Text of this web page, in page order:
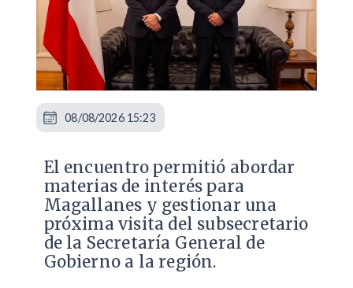
El encuentro permitió abordar
materias de interés para
Magallanes y gestionar una
próxima visita del subsecretario
de la Secretaría General de
Gobierno a la región.
08/08/2026 15:23